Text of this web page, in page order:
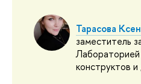
Тарасова
заместитель
конструктов